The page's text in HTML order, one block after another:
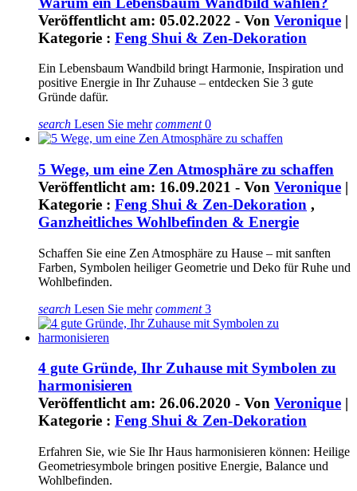
Veröffentlicht am: 05.02.2022 - Von Veronique |
Kategorie : Feng Shui & Zen-Dekoration
Ein Lebensbaum Wandbild bringt Harmonie, Inspiration und
positive Energie in Ihr Zuhause – entdecken Sie 3 gute
Gründe dafür.
search Lesen Sie mehr comment0
5 Wege, um eine Zen Atmosphäre zu schaffen
Veröffentlicht am: 16.09.2021 - Von Veronique |
Kategorie : Feng Shui & Zen-Dekoration ,
Ganzheitliches Wohlbefinden & Energie
Schaffen Sie eine Zen Atmosphäre zu Hause – mit sanften
Farben, Symbolen heiliger Geometrie und Deko für Ruhe und
Wohlbefinden.
search Lesen Sie mehr comment3
4 gute Gründe, Ihr Zuhause mit Symbolen zu
harmonisieren
Veröffentlicht am: 26.06.2020 - Von Veronique |
Kategorie : Feng Shui & Zen-Dekoration
Erfahren Sie, wie Sie Ihr Haus harmonisieren können: Heilige
Geometriesymbole bringen positive Energie, Balance und
Wohlbefinden.